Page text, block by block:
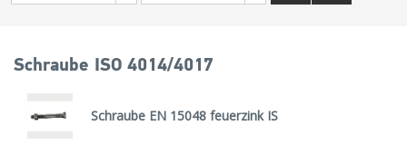
Schraube ISO 4014/4017
Schraube EN 15048 feuerzink IS